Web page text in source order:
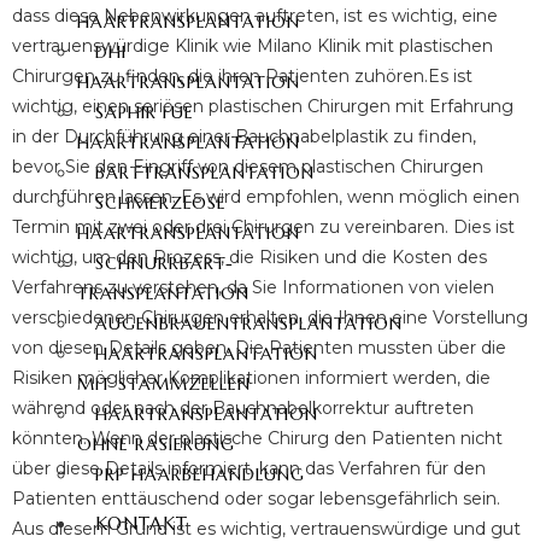
HAARTRANSPLANTATION
DHI
HAARTRANSPLANTATION
SAPHIR FUE
HAARTRANSPLANTATION
BARTTRANSPLANTATION
SCHMERZLOSE
HAARTRANSPLANTATION
SCHNURRBART-
TRANSPLANTATION
AUGENBRAUENTRANSPLANTATION
HAARTRANSPLANTATION
MIT STAMMZELLEN
HAARTRANSPLANTATION
OHNE RASIERUNG
PRP HAARBEHANDLUNG
KONTAKT
dass diese Nebenwirkungen auftreten, ist es wichtig, eine
vertrauenswürdige Klinik wie Milano Klinik mit plastischen
Chirurgen zu finden, die ihren Patienten zuhören. Es ist
wichtig, einen seriösen plastischen Chirurgen mit Erfahrung
in der Durchführung einer Bauchnabelplastik zu finden,
bevor Sie den Eingriff von diesem plastischen Chirurgen
durchführen lassen. Es wird empfohlen, wenn möglich einen
Termin mit zwei oder drei Chirurgen zu vereinbaren. Dies ist
wichtig, um den Prozess, die Risiken und die Kosten des
Verfahrens zu verstehen, da Sie Informationen von vielen
verschiedenen Chirurgen erhalten, die Ihnen eine Vorstellung
von diesen Details geben. Die Patienten mussten über die
Risiken möglicher Komplikationen informiert werden, die
während oder nach der Bauchnabelkorrektur auftreten
könnten. Wenn der plastische Chirurg den Patienten nicht
über diese Details informiert, kann das Verfahren für den
Patienten enttäuschend oder sogar lebensgefährlich sein.
Aus diesem Grund ist es wichtig, vertrauenswürdige und gut